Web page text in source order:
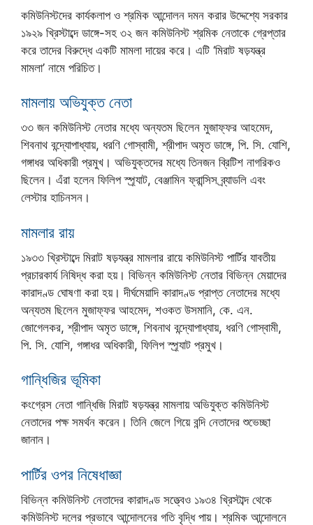
কমিউনিস্টদের কার্যকলাপ ও শ্রমিক আন্দোলন দমন করার উদ্দেশ্যে সরকার
১৯২৯ খ্রিস্টাব্দে ডাঙ্গে-সহ ৩২ জন কমিউনিস্ট শ্রমিক নেতাকে গ্রেপ্তার
করে তাদের বিরুদ্ধে একটি মামলা দায়ের করে। এটি ‘মিরাট ষড়যন্ত্র
মামলা’ নামে পরিচিত।
মামলায় অভিযুক্ত নেতা
৩৩ জন কমিউনিস্ট নেতার মধ্যে অন্যতম ছিলেন মুজাফ্ফর আহমেদ,
শিবনাথ বন্দ্যোপাধ্যায়, ধরণি গোস্বামী, শ্রীপাদ অমৃত ডাঙ্গে, পি. সি. যোশি,
গঙ্গাধর অধিকারী প্রমুখ। অভিযুক্তদের মধ্যে তিনজন ব্রিটিশ নাগরিকও
ছিলেন। এঁরা হলেন ফিলিপ স্প্র্যাট, বেঞ্জামিন ফ্রান্সিস ব্র্যাডলি এবং
লেস্টার হাচিনসন।
মামলার রায়
১৯৩৩ খ্রিস্টাব্দে মিরাট ষড়যন্ত্র মামলার রায়ে কমিউনিস্ট পার্টির যাবতীয়
প্রচারকার্য নিষিদ্ধ করা হয়। বিভিন্ন কমিউনিস্ট নেতার বিভিন্ন মেয়াদের
কারাদণ্ড ঘোষণা করা হয়। দীর্ঘমেয়াদি কারাদণ্ড প্রাপ্ত নেতাদের মধ্যে
অন্যতম ছিলেন মুজাফ্ফর আহমেদ, শওকত উসমানি, কে. এন.
জোগেলকর, শ্রীপাদ অমৃত ডাঙ্গে, শিবনাথ বন্দ্যোপাধ্যায়, ধরণি গোস্বামী,
পি. সি. যোশি, গঙ্গাধর অধিকারী, ফিলিপ স্প্র্যাট প্রমুখ।
গান্ধিজির ভূমিকা
কংগ্রেস নেতা গান্ধিজি মিরাট ষড়যন্ত্র মামলায় অভিযুক্ত কমিউনিস্ট
নেতাদের পক্ষ সমর্থন করেন। তিনি জেলে গিয়ে বন্দি নেতাদের শুভেচ্ছা
জানান।
পার্টির ওপর নিষেধাজ্ঞা
বিভিন্ন কমিউনিস্ট নেতাদের কারাদণ্ড সত্ত্বেও ১৯৩৪ খ্রিস্টাব্দ থেকে
কমিউনিস্ট দলের প্রভাবে আন্দোলনের গতি বৃদ্ধি পায়। শ্রমিক আন্দোলনে